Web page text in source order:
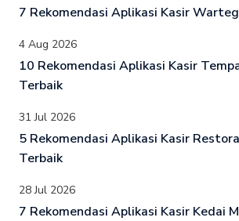
7 Rekomendasi Aplikasi Kasir
4 Aug 2026
10 Rekomendasi Aplikasi Kasir
Terbaik
31 Jul 2026
5 Rekomendasi Aplikasi Kasir
Terbaik
28 Jul 2026
7 Rekomendasi Aplikasi Kasir Kedai